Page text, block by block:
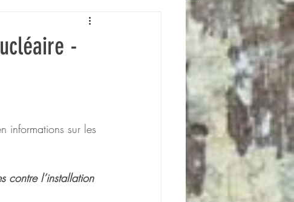
-
informations sur les
contre l’installation